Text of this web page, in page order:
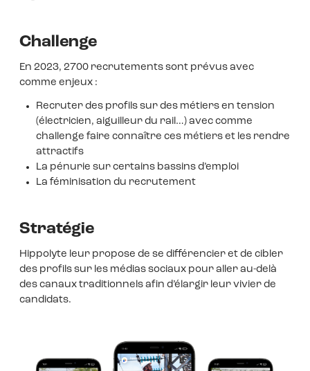
Challenge
En 2023, 2700 recrutements sont prévus avec
comme enjeux :
Recruter des profils sur des métiers en tension
(électricien, aiguilleur du rail…) avec comme
challenge faire connaître ces métiers et les rendre
attractifs
La pénurie sur certains bassins d’emploi
La féminisation du recrutement
Stratégie
Hippolyte leur propose de se différencier et de cibler
des profils sur les médias sociaux pour aller au-delà
des canaux traditionnels afin d’élargir leur vivier de
candidats.